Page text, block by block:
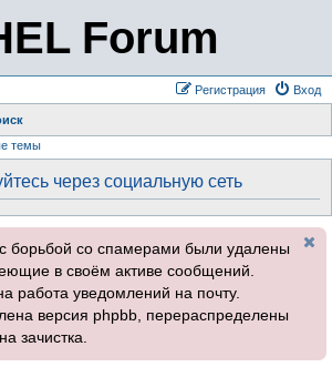
Forum
Вход
Регистрация
темы
через социальную сеть
с борьбой со спамерами были удалены
в своём активе сообщений.
работа уведомлений на почту.
версия phpbb, перераспределены
зачистка.